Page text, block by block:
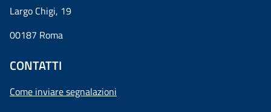
Largo Chigi, 19
00187 Roma
CONTATTI
Come inviare segnalazioni